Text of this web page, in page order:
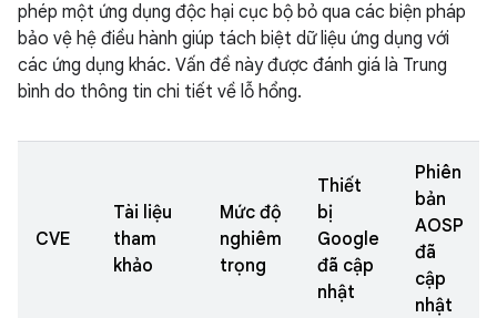
phép một ứng dụng độc hại cục bộ bỏ qua các biện pháp
bảo vệ hệ điều hành giúp tách biệt dữ liệu ứng dụng với
các ứng dụng khác. Vấn đề này được đánh giá là Trung
bình do thông tin chi tiết về lỗ hổng.
CVE
Tài liệu
tham
khảo
Mức độ
nghiêm
trọng
Thiết
bị
Google
đã cập
nhật
Phiên
bản
AOSP
đã
cập
nhật